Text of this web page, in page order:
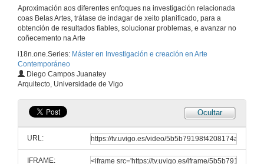
Aproximación aos diferentes enfoques na investigación relacionada
coas Belas Artes, trátase de indagar de xeito planificado, para a
obtención de resultados fiables, solucionar problemas, e avanzar no
coñecemento na Arte
i18n.one.Series: Máster en Investigación e creación en Arte
Contemporáneo
Diego Campos Juanatey
Arquitecto, Universidade de Vigo
Ocultar
URL:
IFRAME: